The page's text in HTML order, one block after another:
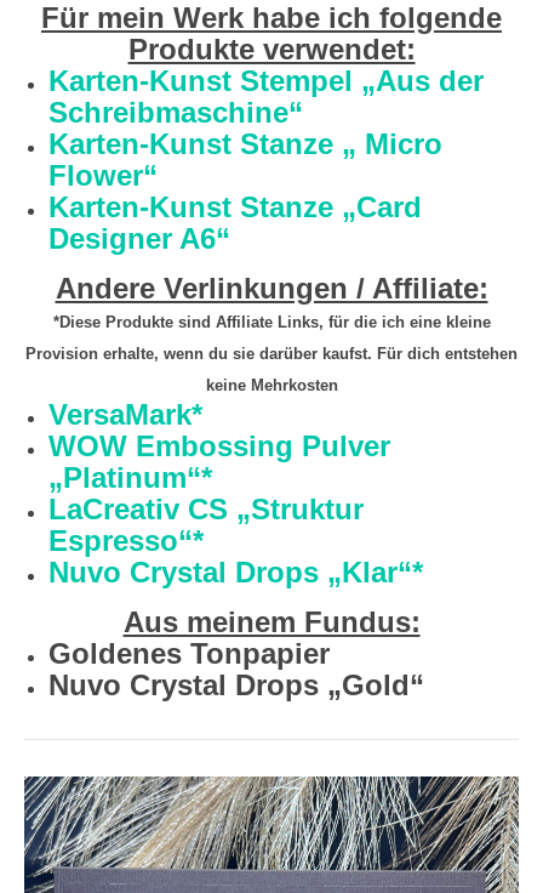
Für mein Werk habe ich folgende
Produkte verwendet:
Karten-Kunst Stempel „Aus der
Schreibmaschine“
Karten-Kunst Stanze „ Micro
Flower“
Karten-Kunst Stanze „Card
Designer A6“
Andere Verlinkungen / Affiliate:
*Diese Produkte sind Affiliate Links, für die ich eine kleine
Provision erhalte, wenn du sie darüber kaufst. Für dich entstehen
keine Mehrkosten
VersaMark*
WOW Embossing Pulver
„Platinum“*
LaCreativ CS „Struktur
Espresso“*
Nuvo Crystal Drops „Klar“*
Aus meinem Fundus:
Goldenes Tonpapier
Nuvo Crystal Drops „Gold“